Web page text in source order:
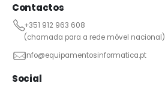
Contactos
+351 912 963 608
(chamada para a rede móvel nacional)
info@equipamentosinformatica.pt
Social